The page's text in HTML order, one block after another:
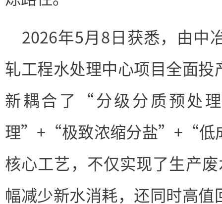
2026年5月8日获悉，由中
轧工程水处理中心项目全面投
新耦合了“分级分质预处
理”+“极致浓缩分盐”+“低
核心工艺，不仅实现了生产
幅减少新水消耗，还同时高值